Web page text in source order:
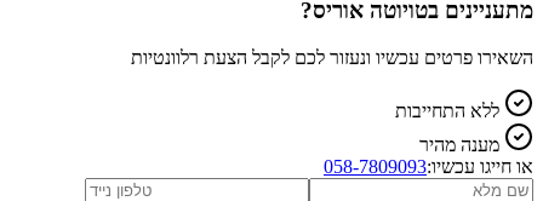
מתעניינים בטויוטה אוריס?
השאירו פרטים עכשיו ונעזור לכם לקבל הצעת רלוונטיות
ללא התחייבות
מענה מהיר
או חייגו עכשיו:058-7809093